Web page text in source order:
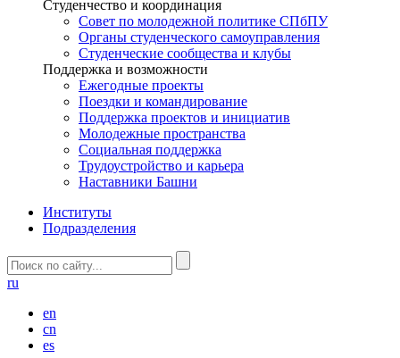
Студенчество и координация
Совет по молодежной политике СПбПУ
Органы студенческого самоуправления
Студенческие сообщества и клубы
Поддержка и возможности
Ежегодные проекты
Поездки и командирование
Поддержка проектов и инициатив
Молодежные пространства
Социальная поддержка
Трудоустройство и карьера
Наставники Башни
Институты
Подразделения
ru
en
cn
es